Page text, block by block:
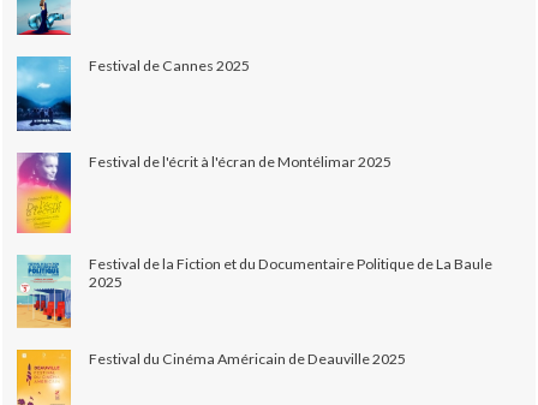
Festival de Cannes 2025
Festival de l'écrit à l'écran de Montélimar 2025
Festival de la Fiction et du Documentaire Politique de La Baule
2025
Festival du Cinéma Américain de Deauville 2025